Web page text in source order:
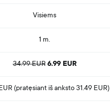
Visiems
1 m.
34.99 EUR 6.99 EUR
(pratęsiant iš anksto31.49 EUR)